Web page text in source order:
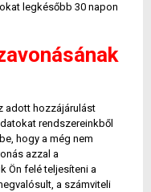
legkésőbb 30 napon
adott hozzájárulást
rendszereinkből
hogy a még nem
azzal a
Ön felé teljesíteni a
a számviteli